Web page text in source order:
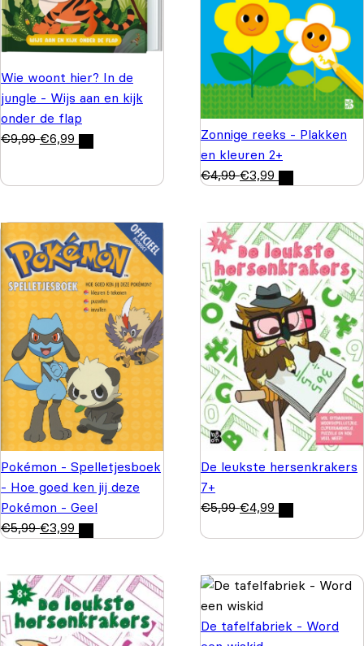
Wie woont hier? In de
jungle - Wijs aan en kijk
onder de flap
€9,99 €6,99
Zonnige reeks - Plakken
en kleuren 2+
€4,99 €3,99
Pokémon - Spelletjesboek
- Hoe goed ken jij deze
Pokémon - Geel
€5,99 €3,99
De leukste hersenkrakers
7+
€5,99 €4,99
De tafelfabriek - Word